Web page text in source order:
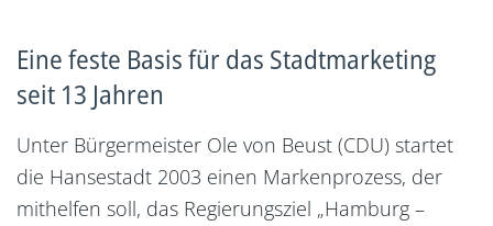
Eine feste Basis für das Stadtmarketing
seit 13 Jahren
Unter Bürgermeister Ole von Beust (CDU) startet
die Hansestadt 2003 einen Markenprozess, der
mithelfen soll, das Regierungsziel „Hamburg –